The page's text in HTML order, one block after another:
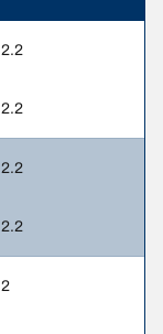
2.2
2.2
2.2
2.2
2